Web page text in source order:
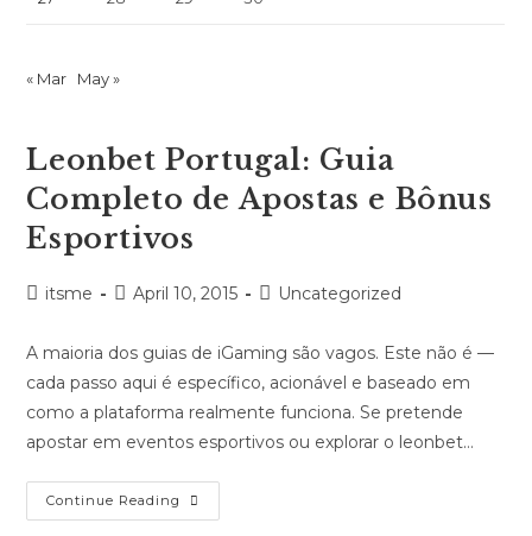
« Mar May »
Leonbet Portugal: Guia
Completo de Apostas e Bônus
Esportivos
Postitsme
PostApril 10, 2015
PostUncategorized
A maioria dos guias de iGaming são vagos. Este não é —
cada passo aqui é específico, acionável e baseado em
como a plataforma realmente funciona. Se pretende
apostar em eventos esportivos ou explorar o leonbet…
Continue Reading Leonbet
Portugal: